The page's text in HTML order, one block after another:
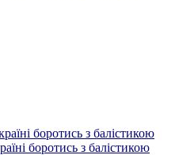
боротись з балістикою